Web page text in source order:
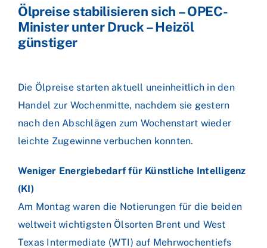
Ölpreise stabilisieren sich – OPEC-
Minister unter Druck – Heizöl
günstiger
Die Ölpreise starten aktuell uneinheitlich in den
Handel zur Wochenmitte, nachdem sie gestern
nach den Abschlägen zum Wochenstart wieder
leichte Zugewinne verbuchen konnten.
Weniger Energiebedarf für Künstliche Intelligenz
(KI)
Am Montag waren die Notierungen für die beiden
weltweit wichtigsten Ölsorten Brent und West
Texas Intermediate (WTI) auf Mehrwochentiefs